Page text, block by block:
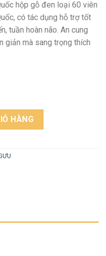
hộp gỗ đen loại 60 viên
có tác dụng hỗ trợ tốt
tuần hoàn não. An cung
giản mà sang trọng thích
ÁP HỘP GỖ 60 VIÊN số
HÀNG